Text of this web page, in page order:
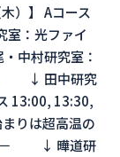
）】 Aコース
：光ファイ
中村研究室：
象 ↓ 田中研究
13:00, 13:30,
りは超高温の
界－ ↓ 曄道研